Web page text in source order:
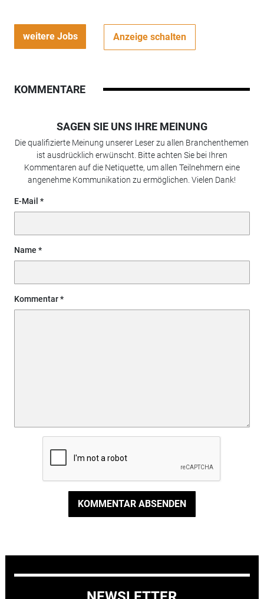
weitere Jobs Anzeige schalten
KOMMENTARE
SAGEN SIE UNS IHRE MEINUNG
Die qualifizierte Meinung unserer Leser zu allen Branchenthemen
ist ausdrücklich erwünscht. Bitte achten Sie bei Ihren
Kommentaren auf die Netiquette, um allen Teilnehmern eine
angenehme Kommunikation zu ermöglichen. Vielen Dank!
E-Mail
Name
Kommentar
KOMMENTAR ABSENDEN